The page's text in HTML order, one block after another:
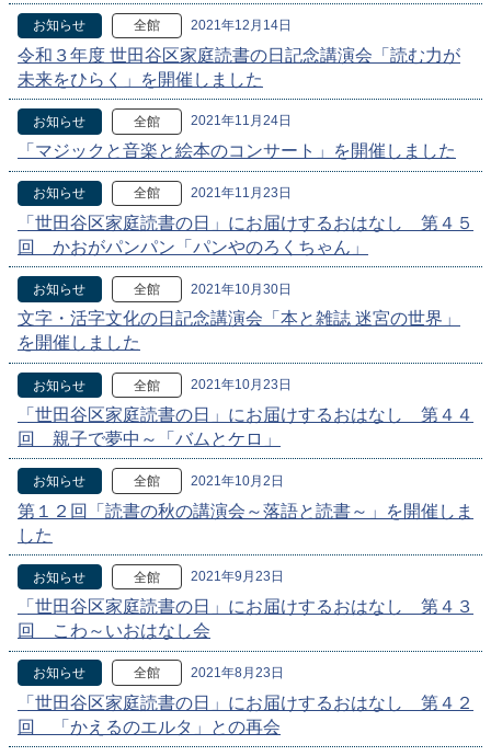
お知らせ 全館 2021年12月14日
令和３年度 世田谷区家庭読書の日記念講演会「読む力が
未来をひらく」を開催しました
お知らせ 全館 2021年11月24日
「マジックと音楽と絵本のコンサート」を開催しました
お知らせ 全館 2021年11月23日
「世田谷区家庭読書の日」にお届けするおはなし 第４５
回 かおがパンパン「パンやのろくちゃん」
お知らせ 全館 2021年10月30日
文字・活字文化の日記念講演会「本と雑誌 迷宮の世界」
を開催しました
お知らせ 全館 2021年10月23日
「世田谷区家庭読書の日」にお届けするおはなし 第４４
回 親子で夢中～「バムとケロ」
お知らせ 全館 2021年10月2日
第１２回「読書の秋の講演会～落語と読書～」を開催しま
した
お知らせ 全館 2021年9月23日
「世田谷区家庭読書の日」にお届けするおはなし 第４３
回 こわ～いおはなし会
お知らせ 全館 2021年8月23日
「世田谷区家庭読書の日」にお届けするおはなし 第４２
回 「かえるのエルタ」との再会